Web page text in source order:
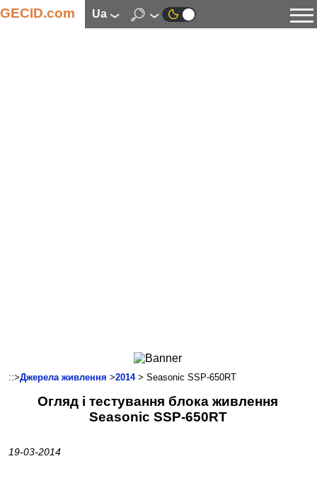
GECID.com ua
Смартфони
Комунікації
Автоелектроніка
::>Джерела живлення >2014> Seasonic SSP-650RT
Огляд і тестування блока живлення
Seasonic SSP-650RT
19-03-2014